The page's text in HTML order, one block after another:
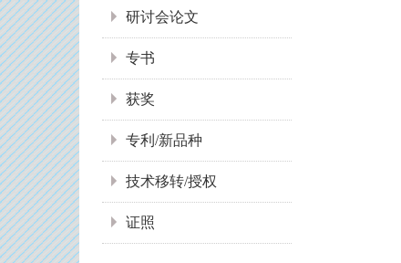
研讨会论文
专书
获奖
专利/新品种
技术移转/授权
证照